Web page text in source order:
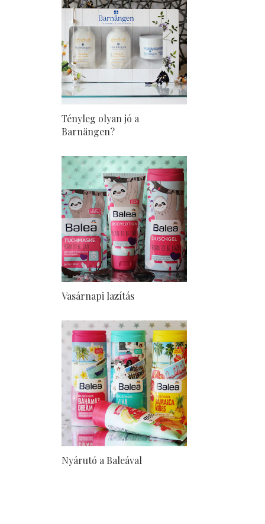
Tényleg olyan jó a
Barnängen?
Vasárnapi lazítás
Nyárutó a Baleával